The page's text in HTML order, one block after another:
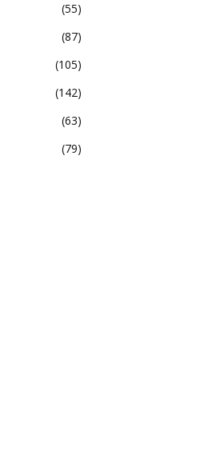
55
87
105
142
63
79